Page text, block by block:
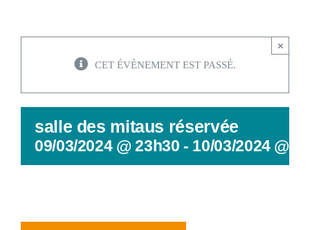
ÉCONOMIE & EMPLOI
SANTÉ & SOCIAL
RECHERCHER:
CET ÉVÈNEMENT EST PASSÉ.
×
salle des mitaus réservée
09/03/2024 @ 23h30 - 10/03/2024 @